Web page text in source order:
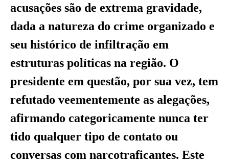
acusações são de extrema gravidade,
dada a natureza do crime organizado e
seu histórico de infiltração em
estruturas políticas na região. O
presidente em questão, por sua vez, tem
refutado veementemente as alegações,
afirmando categoricamente nunca ter
tido qualquer tipo de contato ou
conversas com narcotraficantes. Este